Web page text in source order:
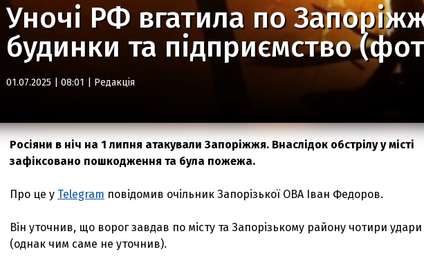
Уночі РФ вгатила по
будинки та підприємство
01.07.2025 | 08:01 | Редакція
Росіяни в ніч на 1 липня атакували Запоріжжя. Внаслідок обстрілу у місті
зафіксовано пошкодження та була пожежа.
Про це у Telegram повідомив очільник Запорізької ОВА Іван Федоров.
Він уточнив, що ворог завдав по місту та Запорізькому району чотири удари
(однак чим саме не уточнив).